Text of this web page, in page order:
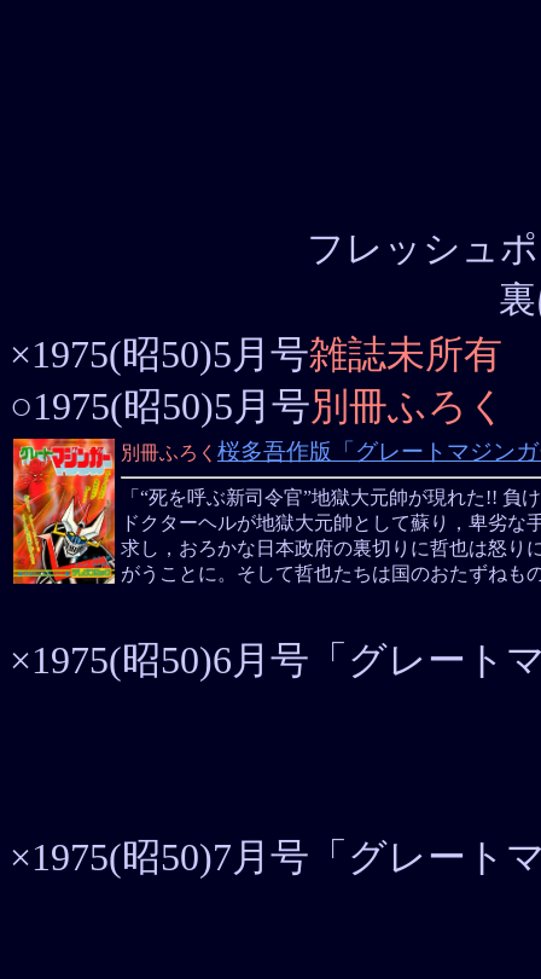
フレッシュ
×1975(昭50)5月号雑誌未所有
○1975(昭50)5月号別冊ふろく
別冊ふろく 桜多吾作版「グレートマジン
「“死を呼ぶ新司令官”地獄大元帥が現れた!!
ドクターヘルが地獄大元帥として蘇り，卑劣
求し，おろかな日本政府の裏切りに哲也は怒り
がうことに。そして哲也たちは国のおたずねも
×1975(昭50)6月号「グレート
×1975(昭50)7月号「グレート